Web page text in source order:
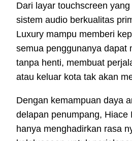
Dari layar touchscreen
sistem audio berkualitas
Luxury mampu memberi
semua penggunanya dapat
tanpa henti, membuat
atau keluar kota tak akan
Dengan kemampuan daya
delapan penumpang, Hiace
hanya menghadirkan rasa